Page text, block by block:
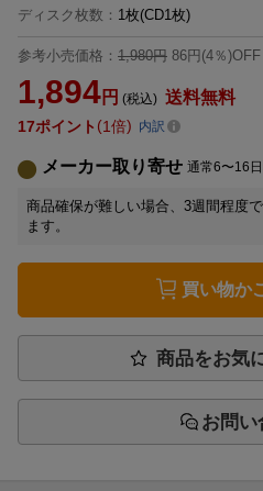
ディスク枚数 ： 1枚(CD1枚)
参考小売価格： 1,980円 86円(4％)OFF
1,894円 (税込) 送料無料
17ポイント 1倍 内訳
メーカー取り寄せ 通常6〜16
商品確保が難しい場合、3週間程度
ます。
買い物か
商品をお気
お問い